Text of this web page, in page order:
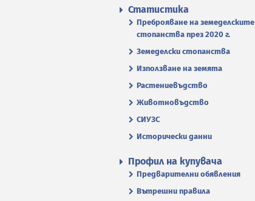
Статистика
Преброяване на земеделските
стопанства през 2020 г.
Земеделски стопанства
Използване на земята
Растениевъдство
Животновъдство
СИУЗС
Исторически данни
Профил на купувача
Предварителни обявления
Вътрешни правила